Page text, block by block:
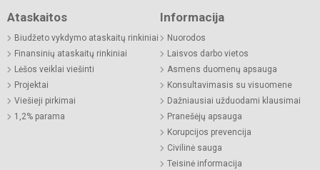
Ataskaitos
Biudžeto vykdymo ataskaitų rinkiniai
Finansinių ataskaitų rinkiniai
Lėšos veiklai viešinti
Projektai
Viešieji pirkimai
1,2% parama
Informacija
Nuorodos
Laisvos darbo vietos
Asmens duomenų apsauga
Konsultavimasis su visuomene
Dažniausiai užduodami klausimai
Pranešėjų apsauga
Korupcijos prevencija
Civilinė sauga
Teisinė informacija